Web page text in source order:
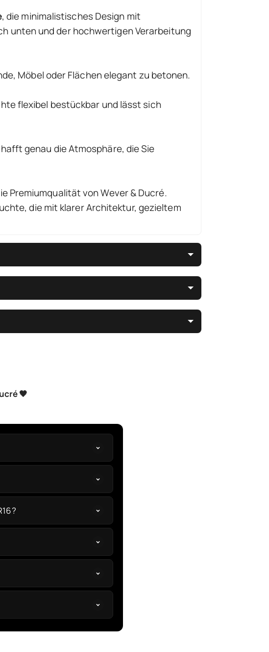
, die minimalistisches Design mit
unten und der hochwertigen Verarbeitung
Möbel oder Flächen elegant zu betonen.
flexibel bestückbar und lässt sich
genau die Atmosphäre, die Sie
Premiumqualität von Wever & Ducré.
die mit klarer Architektur, gezieltem
🖤